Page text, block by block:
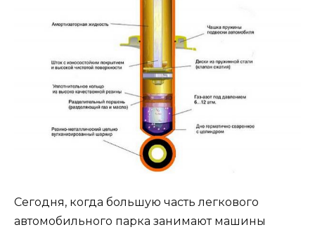
Сегодня, когда большую часть легкового
автомобильного парка занимают машины